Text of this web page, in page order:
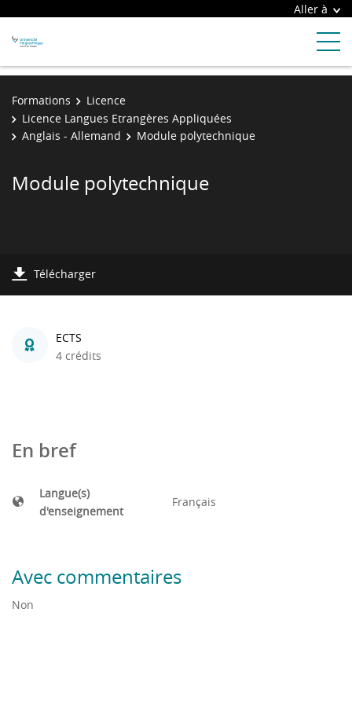
Aller à
Formations
Licence
Licence Langues Etrangères Appliquées
Anglais - Allemand
Module polytechnique
Module polytechnique
Télécharger
ECTS
4 crédits
En bref
Langue(s)
d'enseignement
Français
Avec commentaires
Non